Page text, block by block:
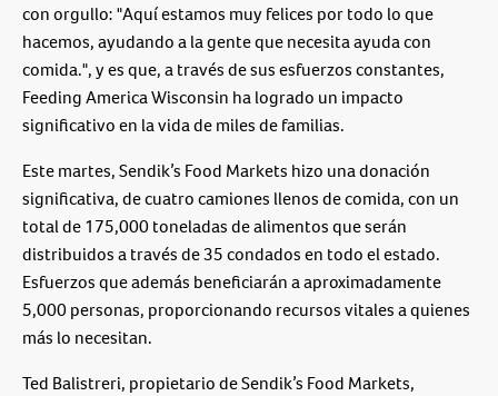
con orgullo: "Aquí estamos muy felices por todo lo que
hacemos, ayudando a la gente que necesita ayuda con
comida.", y es que, a través de sus esfuerzos constantes,
Feeding America Wisconsin ha logrado un impacto
significativo en la vida de miles de familias.
Este martes, Sendik’s Food Markets hizo una donación
significativa, de cuatro camiones llenos de comida, con un
total de 175,000 toneladas de alimentos que serán
distribuidos a través de 35 condados en todo el estado.
Esfuerzos que además beneficiarán a aproximadamente
5,000 personas, proporcionando recursos vitales a quienes
más lo necesitan.
Ted Balistreri, propietario de Sendik’s Food Markets,